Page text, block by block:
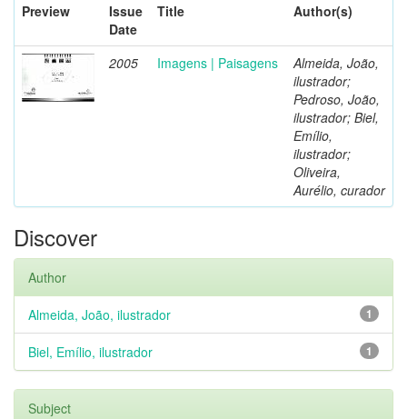
Preview
Issue
Date
Title Author(s)
2005 Imagens | Paisagens
Almeida, João,
ilustrador;
Pedroso, João,
ilustrador; Biel,
Emílio,
ilustrador;
Oliveira,
Aurélio, curador
Discover
Author
1
Almeida, João, ilustrador
1
Biel, Emílio, ilustrador
Subject